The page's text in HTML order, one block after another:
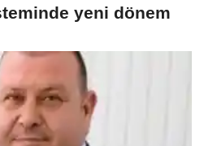
yeni dönem